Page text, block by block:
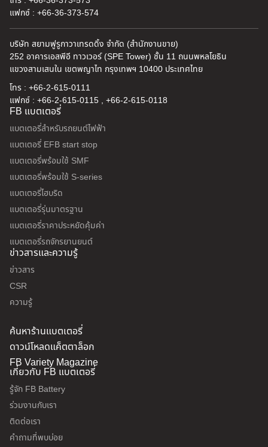
แฟกซ์ : +66-36-373-574
บริษัท สยามฟูรูกาวาเทรดดิ้ง จำกัด (สำนักงานขาย)
252 อาคารเอสพีอี ทาวเวอร์ (SPE Tower) ชั้น 11 ถนนพหลโยธิน
แขวงสามเสนใน เขตพญาไท กรุงเทพฯ 10400 ประเทศไทย
โทร : +66-2-615-0111
แฟกซ์ : +66-2-615-0115 , +66-2-615-0118
FB แบตเตอรี่
แบตเตอรี่สำหรับรถยนต์ไฟฟ้า
แบตเตอรี่ EFB start stop
แบตเตอรี่พร้อมใช้ SMF
แบตเตอรี่พร้อมใช้ S-series
แบตเตอรี่ไฮบริด
แบตเตอรี่รุ่นมาตรฐาน
แบตเตอรี่ราคาประหยัดคุ้มค่า
แบตเตอรี่รถจักรยานยนต์
ข่าวสารและความรู้
ข่าวสาร
CSR
ความรู้
ค้นหาร้านแบตเตอรี่
ดาวน์โหลดแค็ตตาล็อก
FB Variety Magazine
เกี่ยวกับ FB แบตเตอรี่
รู้จัก FB Battery
ร่วมงานกับเรา
ติดต่อเรา
คำถามที่พบบ่อย